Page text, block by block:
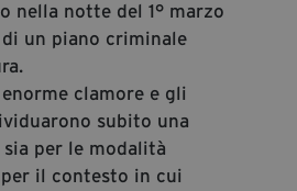
nella notte del 1° marzo
un piano criminale
clamore e gli
subito una
per le modalità
il contesto in cui